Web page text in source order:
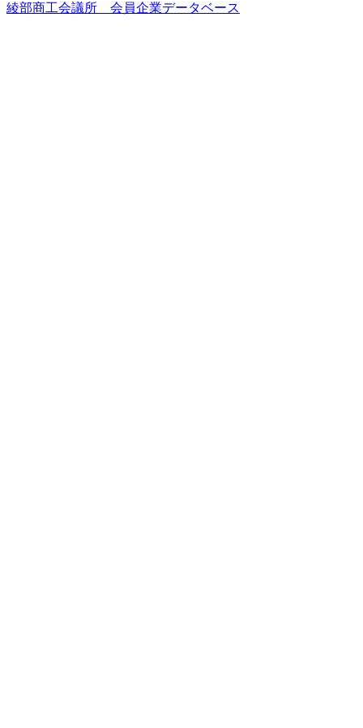
綾部商工会議所 会員企業データベース